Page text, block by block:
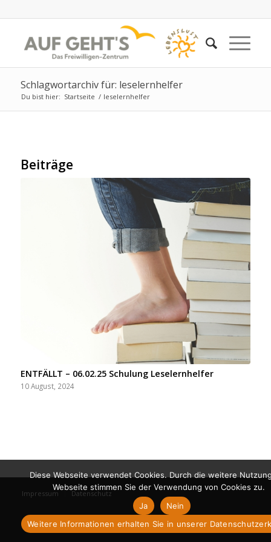
Schlagwortarchiv für: leselernhelfer
Du bist hier: Startseite / leselernhelfer
Beiträge
ENTFÄLLT – 06.02.25 Schulung Leselernhelfer
10 August, 2024
Impressum Datenschutz
Diese Webseite verwendet Cookies. Durch die weitere
Webseite stimmen Sie der Verwendung von Cookies zu.
Ja
Nein
Weitere Informationen erhalten Sie in unserer